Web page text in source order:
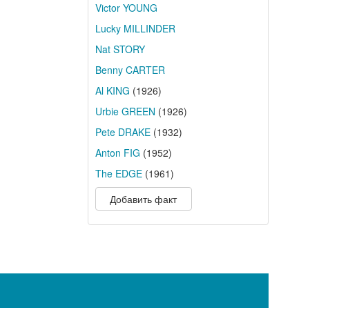
Victor YOUNG
Lucky MILLINDER
Nat STORY
Benny CARTER
Al KING (1926)
Urbie GREEN (1926)
Pete DRAKE(1932)
Anton FIG (1952)
The EDGE(1961)
Добавить факт